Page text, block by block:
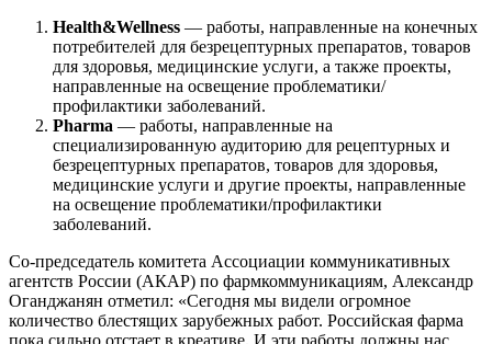
Health&Wellness — работы, направленные на конечных
потребителей для безрецептурных препаратов, товаров
для здоровья, медицинские услуги, а также проекты,
направленные на освещение проблематики/
профилактики заболеваний.
Pharma — работы, направленные на
специализированную аудиторию для рецептурных и
безрецептурных препаратов, товаров для здоровья,
медицинские услуги и другие проекты, направленные
на освещение проблематики/профилактики
заболеваний.
Со-председатель комитета Ассоциации коммуникативных
агентств России (АКАР) по фармкоммуникациям, Александр
Оганджанян отметил: «Сегодня мы видели огромное
количество блестящих зарубежных работ. Российская фарма
пока сильно отстает в креативе. И эти работы должны нас